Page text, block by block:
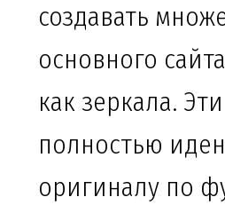
создавать
основного
как зеркала.
полностью
оригиналу по